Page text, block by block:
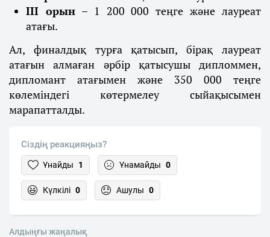
ІІІ орын– 1 200 000 теңге және лауреат
атағы.
Ал, финалдық турға қатысып, бірақ лауреат
атағын алмаған әрбір қатысушы дипломмен,
дипломант атағымен және 350 000 теңге
көлеміндегі көтермелеу сыйақысымен
марапатталды.
Сіздің реакцияңыз?
Ұнайды 1 Ұнамайды 0
Күлкілі 0 Ашулы 0
Алдыңғы жаңалық